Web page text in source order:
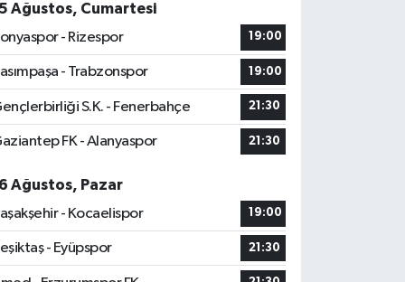
Ağustos, Cumartesi
- Rizespor
19:00
- Trabzonspor 19:00
S.K. - Fenerbahçe 21:30
FK - Alanyaspor 21:30
Ağustos, Pazar
- Kocaelispor
19:00
- Eyüpspor 21:30